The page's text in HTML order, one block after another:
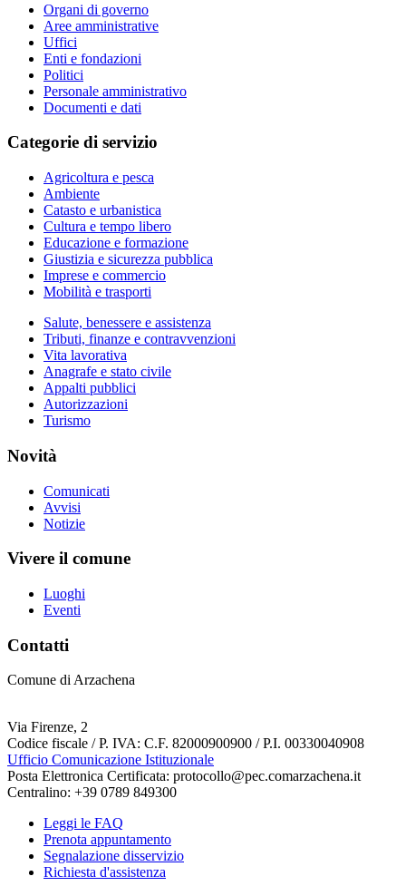
Organi di governo
Aree amministrative
Uffici
Enti e fondazioni
Politici
Personale amministrativo
Documenti e dati
Categorie di servizio
Agricoltura e pesca
Ambiente
Catasto e urbanistica
Cultura e tempo libero
Educazione e formazione
Giustizia e sicurezza pubblica
Imprese e commercio
Mobilità e trasporti
Salute, benessere e assistenza
Tributi, finanze e contravvenzioni
Vita lavorativa
Anagrafe e stato civile
Appalti pubblici
Autorizzazioni
Turismo
Novità
Comunicati
Avvisi
Notizie
Vivere il comune
Luoghi
Eventi
Contatti
Comune di Arzachena
Via Firenze, 2
Codice fiscale / P. IVA: C.F. 82000900900 / P.I. 00330040908
Ufficio Comunicazione Istituzionale
Posta Elettronica Certificata: protocollo@pec.comarzachena.it
Centralino: +39 0789 849300
Leggi le FAQ
Prenota appuntamento
Segnalazione disservizio
Richiesta d'assistenza